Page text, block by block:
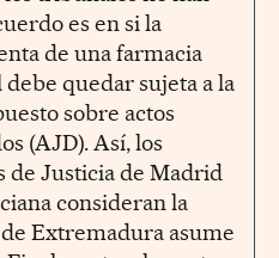
es en si la
de una farmacia
quedar sujeta a la
sobre actos
(AJD). Así, los
de Justicia de Madrid
consideran la
Extremadura asume